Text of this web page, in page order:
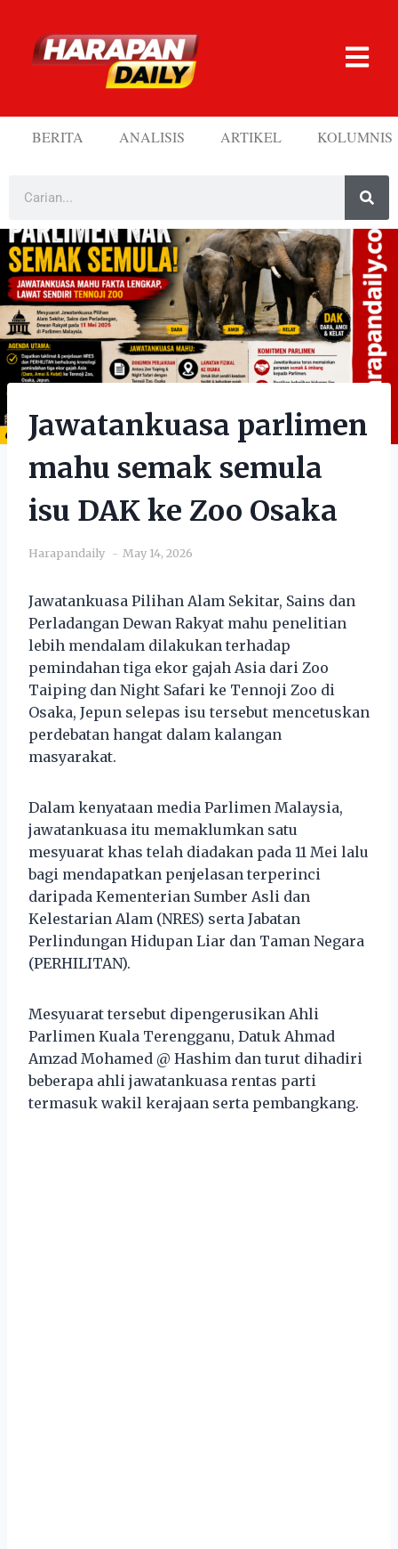
BERITA ANALISIS ARTIKEL KOLUMNIS
Jawatankuasa parlimen
mahu semak semula
isu DAK ke Zoo Osaka
Harapandaily May 14, 2026
Jawatankuasa Pilihan Alam Sekitar, Sains dan
Perladangan Dewan Rakyat mahu penelitian
lebih mendalam dilakukan terhadap
pemindahan tiga ekor gajah Asia dari Zoo
Taiping dan Night Safari ke Tennoji Zoo di
Osaka, Jepun selepas isu tersebut mencetuskan
perdebatan hangat dalam kalangan
masyarakat.
Dalam kenyataan media Parlimen Malaysia,
jawatankuasa itu memaklumkan satu
mesyuarat khas telah diadakan pada 11 Mei lalu
bagi mendapatkan penjelasan terperinci
daripada Kementerian Sumber Asli dan
Kelestarian Alam (NRES) serta Jabatan
Perlindungan Hidupan Liar dan Taman Negara
(PERHILITAN).
Mesyuarat tersebut dipengerusikan Ahli
Parlimen Kuala Terengganu, Datuk Ahmad
Amzad Mohamed @ Hashim dan turut dihadiri
beberapa ahli jawatankuasa rentas parti
termasuk wakil kerajaan serta pembangkang.